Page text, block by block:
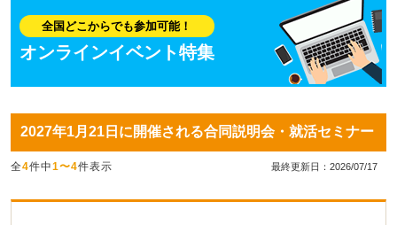
月 火 金 土
1 2
8
17 18 19 20 21 22 23
24 25 29 30
31
全国どこからでも参加可能！
オンラインイベント特集
2027年1月21日に開催される合同説明会・就活セミナー
全4件中1〜4件表示 最終更新日：2026/07/17